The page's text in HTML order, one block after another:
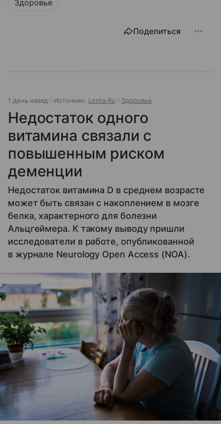
Здоровье
Поделиться
1 день назад Источник: Lenta.Ru Здоровье
Недостаток одного
витамина связали с
повышенным риском
деменции
Недостаток витамина D в среднем возрасте
может быть связан с накоплением в мозге
белка, характерного для болезни
Альцгеймера. К такому выводу пришли
исследователи в работе, опубликованной
в журнале Neurology Open Access (NOA).